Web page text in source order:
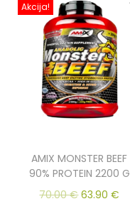
Akcija!
AMIX MONSTER BEEF
90% PROTEIN 2200 G
70.00€ 63.90€